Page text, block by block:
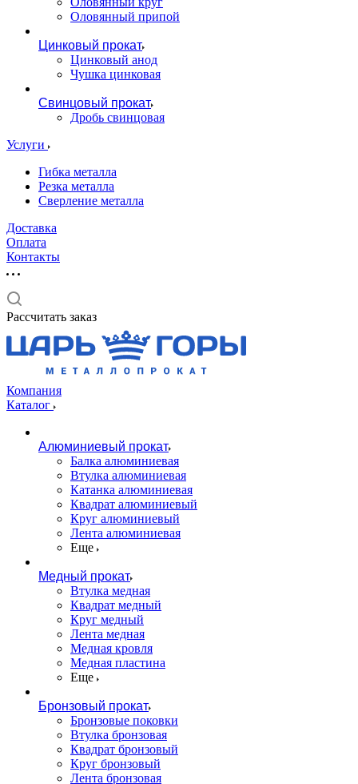
Оловянный припой
Цинковый прокат
Цинковый анод
Чушка цинковая
Свинцовый прокат
Дробь свинцовая
Услуги
Гибка металла
Резка металла
Сверление металла
Доставка
Оплата
Контакты
Рассчитать заказ
Компания
Каталог
Алюминиевый прокат
Балка алюминиевая
Втулка алюминиевая
Катанка алюминиевая
Квадрат алюминиевый
Круг алюминиевый
Лента алюминиевая
Еще
Медный прокат
Втулка медная
Квадрат медный
Круг медный
Лента медная
Медная кровля
Медная пластина
Еще
Бронзовый прокат
Бронзовые поковки
Втулка бронзовая
Квадрат бронзовый
Круг бронзовый
Лента бронзовая